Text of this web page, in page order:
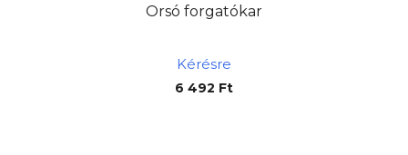
Orsó forgatókar
Kérésre
6 492 Ft